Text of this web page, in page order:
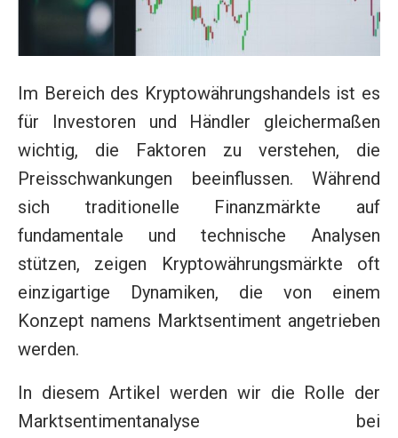
Im Bereich des Kryptowährungshandels ist es
für Investoren und Händler gleichermaßen
wichtig, die Faktoren zu verstehen, die
Preisschwankungen beeinflussen. Während
sich traditionelle Finanzmärkte auf
fundamentale und technische Analysen
stützen, zeigen Kryptowährungsmärkte oft
einzigartige Dynamiken, die von einem
Konzept namens Marktsentiment angetrieben
werden.
In diesem Artikel werden wir die Rolle der
Marktsentimentanalyse bei